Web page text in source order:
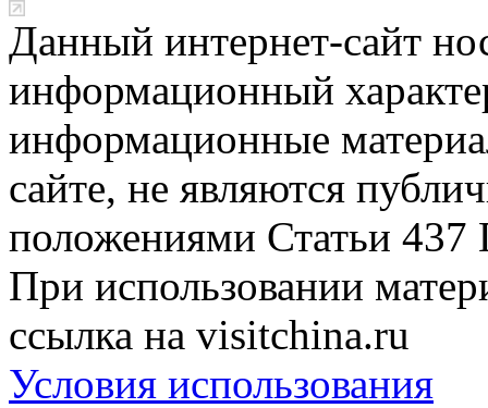
Данный интернет-сайт
информационный
информационные
сайте, не являются
положениями Статьи 437
При использовании
ссылка на visitchina.ru
Условия использования